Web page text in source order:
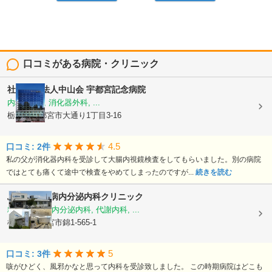
口コミがある病院・クリニック
社会医療法人中山会 宇都宮記念病院
内科, 外科, 消化器外科, ...
栃木県宇都宮市大通り1丁目3-16
口コミ: 2件 4.5
私の父が消化器内科を受診して大腸内視鏡検査をしてもらいました。別の病院
ではとても痛くて途中で検査をやめてしまったのですが... 続きを読む
ふじた糖尿病内分泌内科クリニック
糖尿病内科, 内分泌内科, 代謝内科, ...
栃木県宇都宮市錦1-565-1
口コミ: 3件 5
咳がひどく、風邪かなと思って内科を受診致しました。 この時期病院はどこも